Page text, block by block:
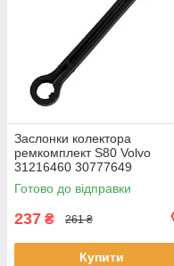
Заслонки колектора
ремкомплект S80 Volvo
31216460 30777649
23436460
Готово до відправки
237 ₴ 261 ₴
Купити